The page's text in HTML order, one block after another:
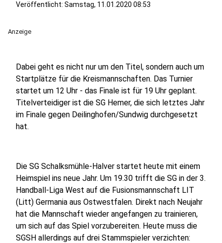
Veröffentlicht: Samstag, 11.01.2020 08:53
Anzeige
Dabei geht es nicht nur um den Titel, sondern auch um
Startplätze für die Kreismannschaften. Das Turnier
startet um 12 Uhr - das Finale ist für 19 Uhr geplant.
Titelverteidiger ist die SG Hemer, die sich letztes Jahr
im Finale gegen Deilinghofen/Sundwig durchgesetzt
hat.
Die SG Schalksmühle-Halver startet heute mit einem
Heimspiel ins neue Jahr. Um 19.30 trifft die SG in der 3.
Handball-Liga West auf die Fusionsmannschaft LIT
(Litt) Germania aus Ostwestfalen. Direkt nach Neujahr
hat die Mannschaft wieder angefangen zu trainieren,
um sich auf das Spiel vorzubereiten. Heute muss die
SGSH allerdings auf drei Stammspieler verzichten: